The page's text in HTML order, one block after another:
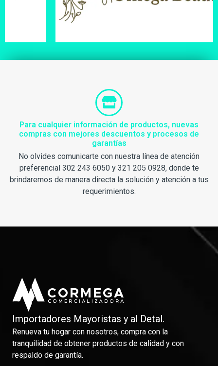
Para cualquier información de productos, nuevas
compras con mejores descuentos y procesos de
garantías
No olvides comunicarte con nuestra línea de atención
preferencial 302 243 6050 y 321 205 0928, donde te
brindaremos de manera directa la solución y atención a tus
requerimientos.
Importadores Mayoristas y al Detal.
Renueva tu hogar con nosotros, compra con la
tranquilidad de obtener productos de calidad y con
respaldo de garantía.